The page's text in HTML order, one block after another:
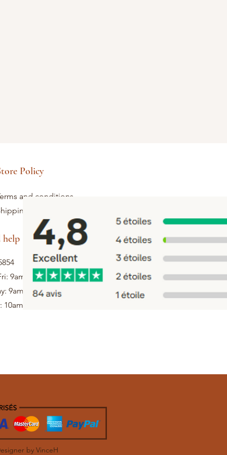
Policy
and conditions
and returns
help
9am - 5pm
9am - 1pm
10am - 12pm
by VinceH